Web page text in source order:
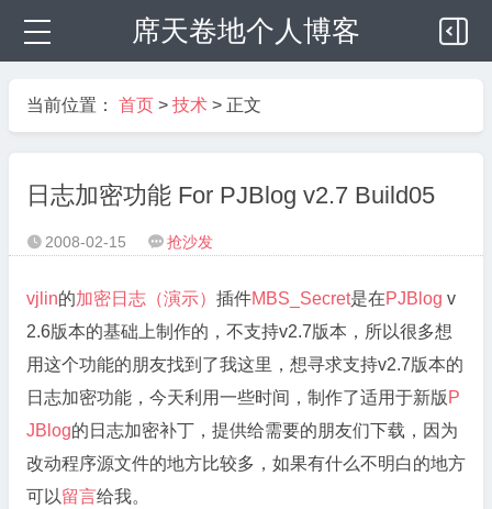
席天卷地个人博客
当前位置： 首页 > 技术 > 正文
日志加密功能 For PJBlog v2.7 Build05
 2008-02-15  抢沙发
vjlin的加密日志（演示） 插件MBS_Secret是在PJBlog v
2.6版本的基础上制作的，不支持v2.7版本，所以很多想
用这个功能的朋友找到了我这里，想寻求支持v2.7版本的
日志加密功能，今天利用一些时间，制作了适用于新版 P
JBlog的日志加密补丁，提供给需要的朋友们下载，因为
改动程序源文件的地方比较多，如果有什么不明白的地方
可以留言给我。